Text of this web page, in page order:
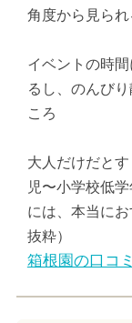
角度から見ら
イベントの時
るし、のんび
ころ
大人だけだと
児〜小学校低
には、本当に
抜粋）
箱根園の口コ